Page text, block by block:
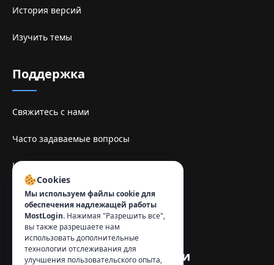
История версий
Изучить темы
Поддержка
Свяжитесь с нами
Часто задаваемые вопросы
Центр помощи
Документация API
Обнаружение отпечатка пальца
Инструменты безопасности
Cookies
Мы используем файлы cookie для
обеспечения надлежащей работы
MostLogin. Нажимая "Разрешить все",
вы также разрешаете нам
использовать дополнительные
технологии отслеживания для
улучшения пользовательского опыта,